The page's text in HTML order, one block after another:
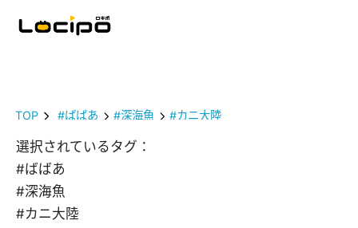
TOP #ばばあ #深海魚 #カニ大陸
選択されているタグ：
#ばばあ
#深海魚
#カニ大陸